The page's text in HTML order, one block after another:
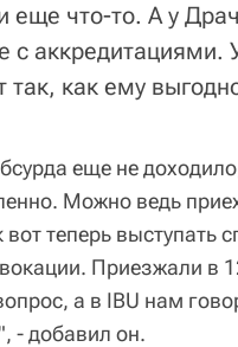
еще что-то. А у
с аккредитациями.
так, как ему
еще не
Можно ведь
теперь выступать
Приезжали в
а в IBU нам
- добавил он.